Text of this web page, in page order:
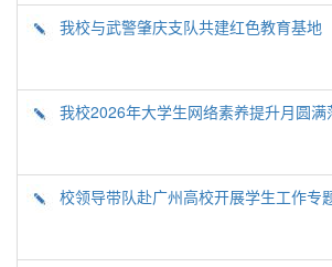
我校与武警肇庆支队共建红色教育基地
我校2026年大学生网络素养提升月圆满
校领导带队赴广州高校开展学生工作专